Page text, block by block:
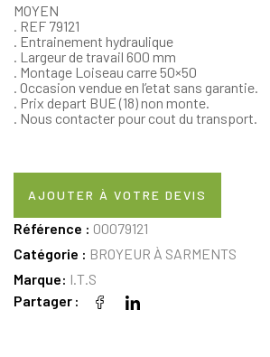
MOYEN
. REF 79121
. Entrainement hydraulique
. Largeur de travail 600 mm
. Montage Loiseau carre 50×50
. Occasion vendue en l’etat sans garantie.
. Prix depart BUE (18) non monte.
. Nous contacter pour cout du transport.
AJOUTER À VOTRE DEVIS
Référence : 00079121
Catégorie : BROYEUR À SARMENTS
Marque: I.T.S
Partager